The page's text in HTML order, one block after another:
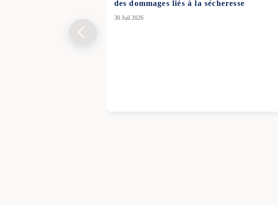
des dommages liés à la sécheresse
30 Juil 2026